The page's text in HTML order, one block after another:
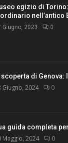
egizio di
nell’antico
Giugno, 2023 0
di Genova:
Giugno, 2024 0
guida completa
Maggio, 2024 0